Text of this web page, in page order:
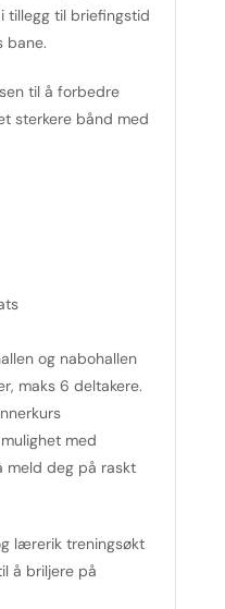
tillegg til briefingstid
bane.
til å forbedre
sterkere bånd med
og nabohallen
maks 6 deltakere.
med
meld deg på raskt
lærerik treningsøkt
å briljere på